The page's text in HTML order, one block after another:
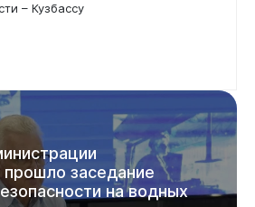
– Кузбассу
прошло заседание
наводных